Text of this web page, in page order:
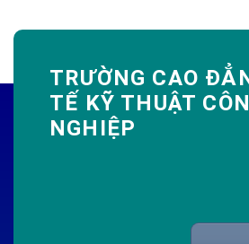
TRƯỜNG CAO
TẾ KỸ THUẬT
NGHIỆP